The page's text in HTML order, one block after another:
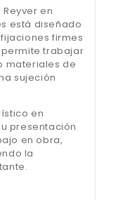
en
está diseñado
firmes
permite trabajar
materiales de
sujeción
en
presentación
en obra,
la